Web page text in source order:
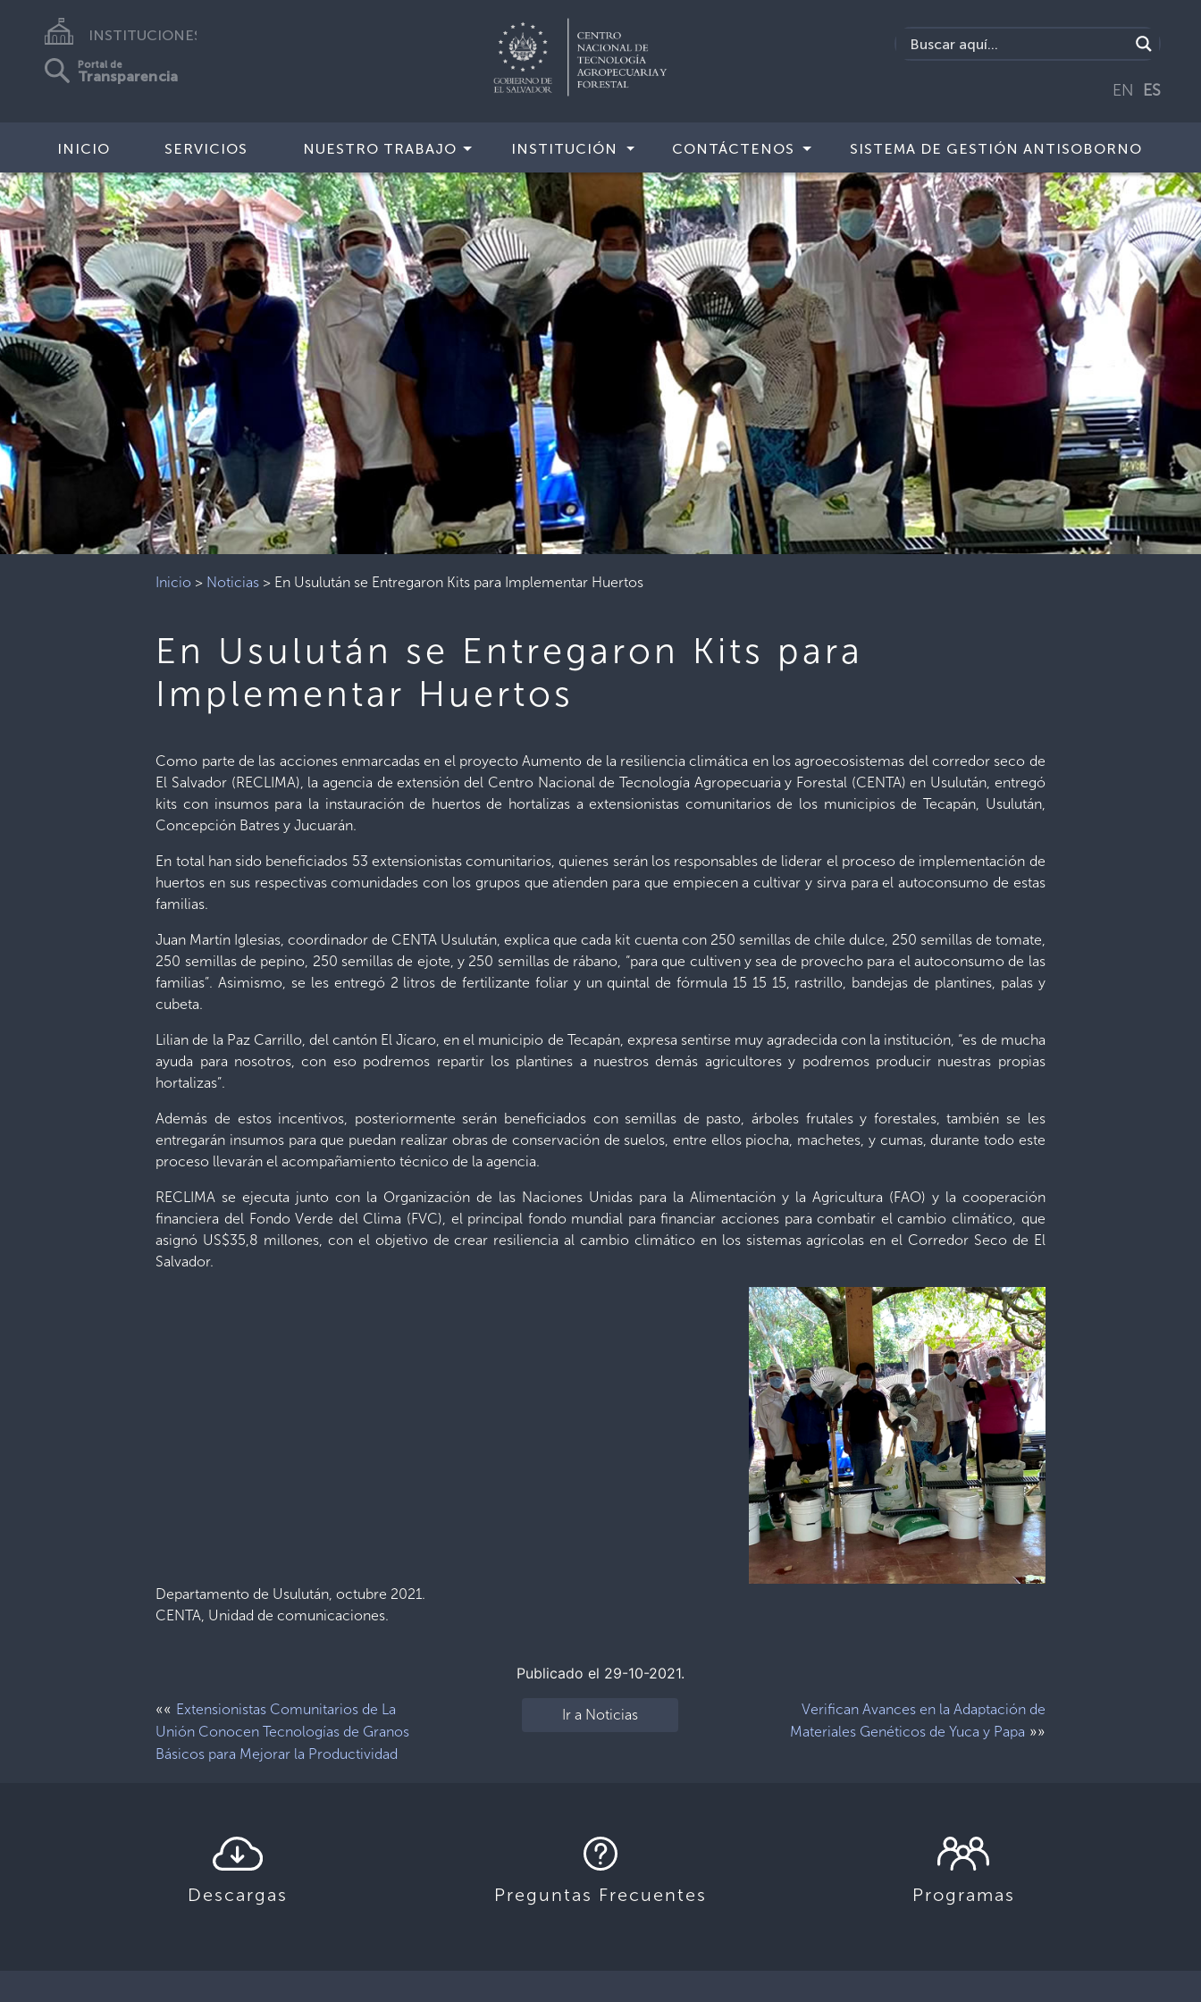
INSTITUCIONES
Portal de
Transparencia
EN ES
INICIO SERVICIOS NUESTRO TRABAJO INSTITUCIÓN CONTÁCTENOS SISTEMA DE GESTIÓN ANTISOBORNO
Inicio > Noticias > En Usulután se Entregaron Kits para Implementar Huertos
En Usulután se Entregaron Kits para
Implementar Huertos
Como parte de las acciones enmarcadas en el proyecto Aumento de la resiliencia climática en los agroecosistemas del corredor seco de
El Salvador (RECLIMA), la agencia de extensión del Centro Nacional de Tecnología Agropecuaria y Forestal (CENTA) en Usulután, entregó
kits con insumos para la instauración de huertos de hortalizas a extensionistas comunitarios de los municipios de Tecapán, Usulután,
Concepción Batres y Jucuarán.
En total han sido beneficiados 53 extensionistas comunitarios, quienes serán los responsables de liderar el proceso de implementación de
huertos en sus respectivas comunidades con los grupos que atienden para que empiecen a cultivar y sirva para el autoconsumo de estas
familias.
Juan Martín Iglesias, coordinador de CENTA Usulután, explica que cada kit cuenta con 250 semillas de chile dulce, 250 semillas de tomate,
250 semillas de pepino, 250 semillas de ejote, y 250 semillas de rábano, “para que cultiven y sea de provecho para el autoconsumo de las
familias”. Asimismo, se les entregó 2 litros de fertilizante foliar y un quintal de fórmula 15 15 15, rastrillo, bandejas de plantines, palas y
cubeta.
Lilian de la Paz Carrillo, del cantón El Jícaro, en el municipio de Tecapán, expresa sentirse muy agradecida con la institución, “es de mucha
ayuda para nosotros, con eso podremos repartir los plantines a nuestros demás agricultores y podremos producir nuestras propias
hortalizas”.
Además de estos incentivos, posteriormente serán beneficiados con semillas de pasto, árboles frutales y forestales, también se les
entregarán insumos para que puedan realizar obras de conservación de suelos, entre ellos piocha, machetes, y cumas, durante todo este
proceso llevarán el acompañamiento técnico de la agencia.
RECLIMA se ejecuta junto con la Organización de las Naciones Unidas para la Alimentación y la Agricultura (FAO) y la cooperación
financiera del Fondo Verde del Clima (FVC), el principal fondo mundial para financiar acciones para combatir el cambio climático, que
asignó US$35,8 millones, con el objetivo de crear resiliencia al cambio climático en los sistemas agrícolas en el Corredor Seco de El
Salvador.
Departamento de Usulután, octubre 2021.
CENTA, Unidad de comunicaciones.
Publicado el 29-10-2021.
«« Extensionistas Comunitarios de La
Unión Conocen Tecnologías de Granos
Básicos para Mejorar la Productividad
Ir a Noticias
Verifican Avances en la Adaptación de
Materiales Genéticos de Yuca y Papa »»
Descargas Preguntas Frecuentes Programas